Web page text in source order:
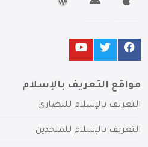
مواقع التعريف بالإسلام
التعريف بالإسلام للنصارى
التعريف بالإسلام للملحدين